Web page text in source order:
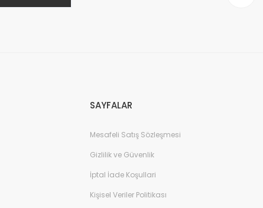
SAYFALAR
Mesafeli Satış Sözleşmesi
Gizlilik ve Güvenlik
İptal İade Koşullari
Kişisel Veriler Politikası